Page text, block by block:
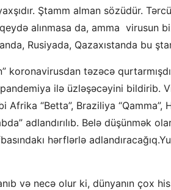
Ştamm alman sözüdür.
alınmasa da, amma virusun
Rusiyada, Qazaxıstanda bu
koronavirusdan təzəcə
ilə üzləşəcəyini bildirib.
Afrika “Betta”, Braziliya “Qamma”,
adlandırılıb. Belə düşünmək
hərflərlə
və necə olur ki, dünyanın çox